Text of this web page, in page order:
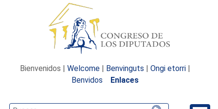
Bienvenidos | Welcome | Benvinguts | Ongi etorri |
Benvidos
Enlaces